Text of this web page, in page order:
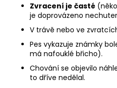
Zvracení je časté
je doprovázeno
V trávě nebo ve
Pes vykazuje známky
má nafouklé břicho).
Chování se objevilo
to dříve nedělal.